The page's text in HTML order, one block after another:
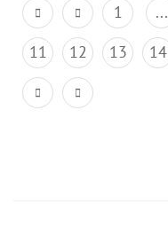
1 ...
11
12 13 14